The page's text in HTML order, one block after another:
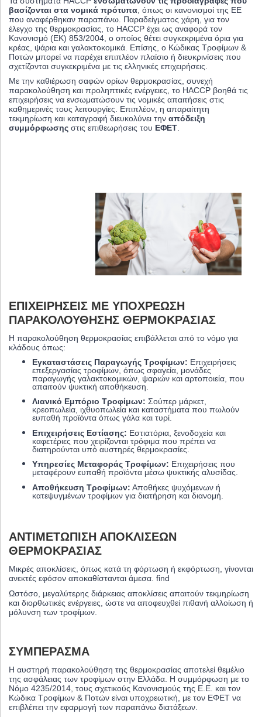
βασίζονται στα νομικά πρότυπα , όπως οι κανονισμοί της ΕΕ
που αναφέρθηκαν παραπάνω. Παραδείγματος χάρη, για τον
έλεγχο της θερμοκρασίας, το HACCP έχει ως αναφορά τον
Κανονισμό (EK) 853/2004, ο οποίος θέτει συγκεκριμένα όρια για
κρέας, ψάρια και γαλακτοκομικά. Επίσης, ο Κώδικας Τροφίμων &
Ποτών μπορεί να παρέχει επιπλέον πλαίσιο ή διευκρινίσεις που
σχετίζονται συγκεκριμένα με τις ελληνικές επιχειρήσεις.
Με την καθιέρωση σαφών ορίων θερμοκρασίας, συνεχή
παρακολούθηση και προληπτικές ενέργειες, το HACCP βοηθά τις
επιχειρήσεις να ενσωματώσουν τις νομικές απαιτήσεις στις
καθημερινές τους λειτουργίες. Επιπλέον, η απαραίτητη
τεκμηρίωση και καταγραφή διευκολύνει την απόδειξη
συμμόρφωσης στις επιθεωρήσεις του ΕΦΕΤ
ΕΠΙΧΕΙΡΉΣΕΙΣ ΜΕ ΥΠΟΧΡΈΩΣΗ
ΠΑΡΑΚΟΛΟΎΘΗΣΗΣ ΘΕΡΜΟΚΡΑΣΊΑΣ
Η παρακολούθηση θερμοκρασίας επιβάλλεται από το νόμο για
κλάδους όπως:
Εγκαταστάσεις Παραγωγής Τροφίμων: Επιχειρήσεις
επεξεργασίας τροφίμων, όπως σφαγεία, μονάδες
παραγωγής γαλακτοκομικών, ψαριών και αρτοποιεία, που
απαιτούν ψυκτική αποθήκευση.
Λιανικό Εμπόριο Τροφίμων: Σούπερ μάρκετ,
κρεοπωλεία, ιχθυοπωλεία και καταστήματα που πωλούν
ευπαθή προϊόντα όπως γάλα και τυρί.
Επιχειρήσεις Εστίασης: Εστιατόρια, ξενοδοχεία και
καφετέριες που χειρίζονται τρόφιμα που πρέπει να
διατηρούνται υπό αυστηρές θερμοκρασίες.
Υπηρεσίες Μεταφοράς Τροφίμων: Επιχειρήσεις που
μεταφέρουν ευπαθή προϊόντα μέσω ψυκτικής αλυσίδας.
Αποθήκευση Τροφίμων: Αποθήκες ψυχόμενων ή
κατεψυγμένων τροφίμων για διατήρηση και διανομή.
ΑΝΤΙΜΕΤΏΠΙΣΗ ΑΠΟΚΛΊΣΕΩΝ
ΘΕΡΜΟΚΡΑΣΊΑΣ
Μικρές αποκλίσεις, όπως κατά τη φόρτωση ή εκφόρτωση, γίνονται
ανεκτές εφόσον αποκαθίστανται άμεσα. find
Ωστόσο, μεγαλύτερης διάρκειας αποκλίσεις απαιτούν τεκμηρίωση
και διορθωτικές ενέργειες, ώστε να αποφευχθεί πιθανή αλλοίωση ή
μόλυνση των τροφίμων.
ΣΥΜΠΈΡΑΣΜΑ
Η αυστηρή παρακολούθηση της θερμοκρασίας αποτελεί θεμέλιο
της ασφάλειας των τροφίμων στην Ελλάδα. Η συμμόρφωση με το
Νόμο 4235/2014, τους σχετικούς Κανονισμούς της Ε.Ε. και τον
Κώδικα Τροφίμων & Ποτών είναι υποχρεωτική, με τον ΕΦΕΤ να
επιβλέπει την εφαρμογή των παραπάνω διατάξεων.